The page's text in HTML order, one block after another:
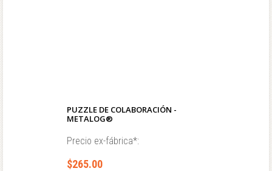
PUZZLE DE COLABORACIÓN -
METALOG®
Precio ex-fábrica*:
$265.00